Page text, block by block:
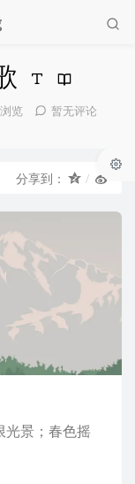
览
暂无评论
分享到：
光景；春色摇